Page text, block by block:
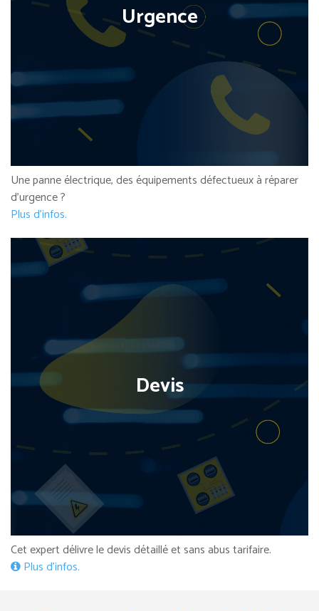
Urgence
Une panne électrique, des équipements défectueux à réparer
d’urgence ?
Plus d’infos.
Devis
Cet expert délivre le devis détaillé et sans abus tarifaire.
Plus d’infos.